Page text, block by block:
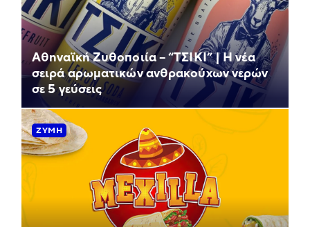
Αθηναϊκή Ζυθοποιία – “ΤΣΙΚΙ” | Η νέα
σειρά αρωματικών ανθρακούχων νερών
σε 5 γεύσεις
ΖΎΜΗ